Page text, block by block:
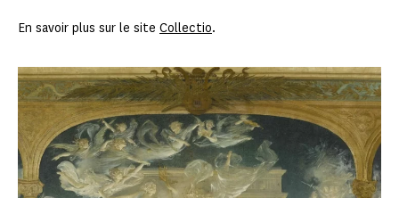
En savoir plus sur le site Collectio.